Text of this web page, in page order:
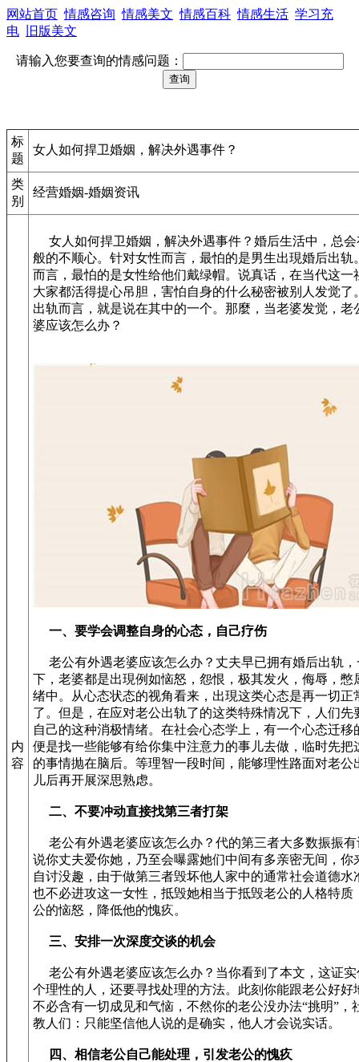
网站首页 情感咨询 情感美文 情感百科 情感生活 学习充
电
旧版美文
请输入您要查询的情感问题：
标
题
女人如何捍卫婚姻，解决外遇事件？
类
别
经营婚姻-婚姻资讯
内
容
女人如何捍卫婚姻，解决外遇事件？婚后生活中，总会
般的不顺心。针对女性而言，最怕的是男生出現婚后出轨
而言，最怕的是女性给他们戴绿帽。说真话，在当代这一
大家都活得提心吊胆，害怕自身的什么秘密被别人发觉了
出轨而言，就是说在其中的一个。那麼，当老婆发觉，老
婆应该怎么办？
一、要学会调整自身的心态，自己疗伤
老公有外遇老婆应该怎么办？丈夫早已拥有婚后出轨，
下，老婆都是出現例如恼怒，怨恨，极其发火，侮辱，憋
绪中。从心态状态的视角看来，出現这类心态是再一切正
了。但是，在应对老公出轨了的这类特殊情况下，人们先
自己的这种消极情绪。在社会心态学上，有一个心态迁移
便是找一些能够有给你集中注意力的事儿去做，临时先把
的事情抛在脑后。等理智一段时间，能够理性路面对老公
儿后再开展深思熟虑。
二、不要冲动直接找第三者打架
老公有外遇老婆应该怎么办？代的第三者大多数振振有
说你丈夫爱你她，乃至会曝露她们中间有多亲密无间，你
自讨没趣，由于做第三者毁坏他人家中的通常社会道德水
也不必进攻这一女性，抵毁她相当于抵毁老公的人格特质
公的恼怒，降低他的愧疚。
三、安排一次深度交谈的机会
老公有外遇老婆应该怎么办？当你看到了本文，这证实
个理性的人，还要寻找处理的方法。此刻你能跟老公好好
不必含有一切成见和气恼，不然你的老公没办法“挑明”，
教人们：只能坚信他人说的是确实，他人才会说实话。
四、相信老公自己能处理，引发老公的愧疚